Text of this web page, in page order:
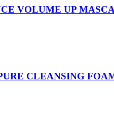
VOLUME UP
CLEANSING